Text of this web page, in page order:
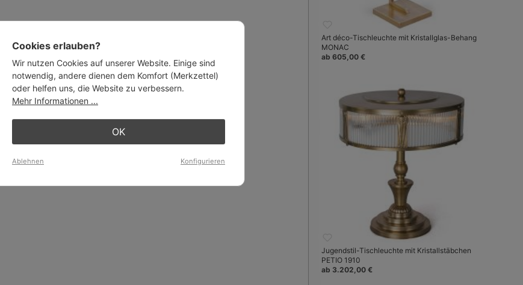
Art déco-Tischleuchte mit Kristallglas-Behang
MONAC
ab 605,00 €
Jugendstil-Tischleuchte mit Kristallstäbchen
PETIO 1910
ab 3.202,00 €
Cookies erlauben?
Wir nutzen Cookies auf unserer Website. Einige sind
notwendig, andere dienen dem Komfort (Merkzettel)
oder helfen uns, die Website zu verbessern.
Mehr Informationen ...
OK
Ablehnen Konfigurieren